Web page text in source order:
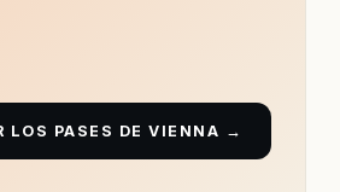
LOS PASES DE VIENNA →